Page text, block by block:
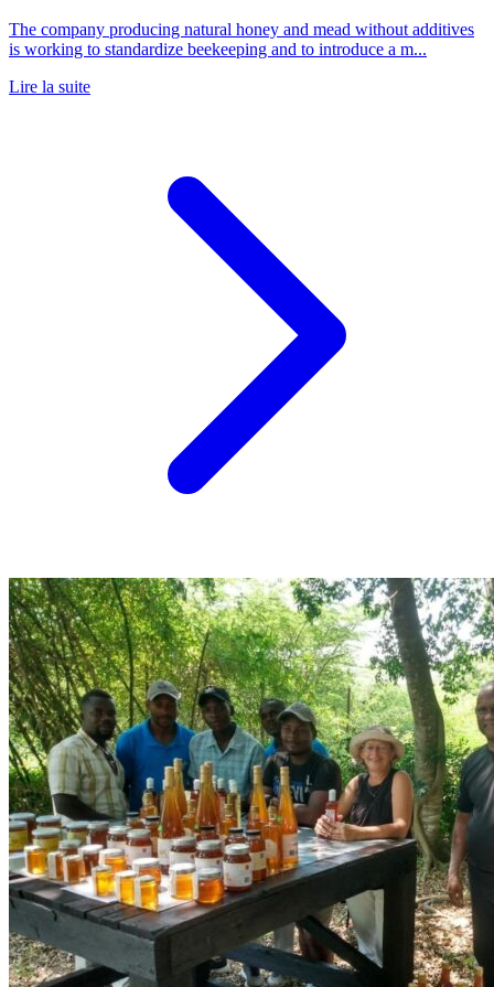
The company producing natural honey and mead without additives
is working to standardize beekeeping and to introduce a m...
Lire la suite